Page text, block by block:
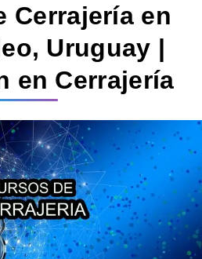
Cerrajería en
Uruguay |
en Cerrajería